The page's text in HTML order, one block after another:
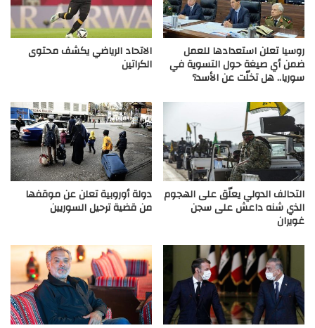
روسيا تعلن استعدادها للعمل
ضمن أي صيغة حول التسوية في
سوريا.. هل تخلّت عن الأسد؟
الاتحاد الرياضي يكشف محتوى
الكراتين
التحالف الدولي يعلّق على الهجوم
الذي شنه داعش على سجن
غويران
دولة أوروبية تعلن عن موقفها
من قضية ترحيل السوريين